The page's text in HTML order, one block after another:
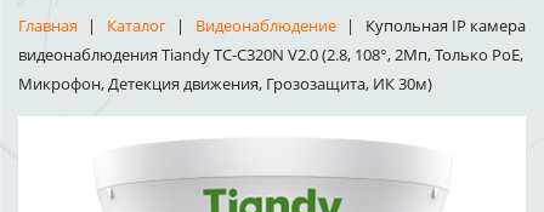
Главная Каталог Видеонаблюдение
Купольная IP камера
видеонаблюдения Tiandy TC-C320N V2.0 (2.8, 108°, 2Мп, Только PoE,
Микрофон, Детекция движения, Грозозащита, ИК 30м)